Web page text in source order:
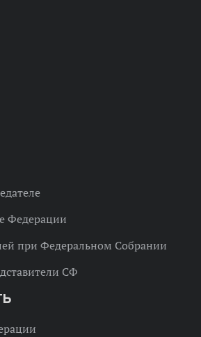
Федерации
при Федеральном Собрании
СФ